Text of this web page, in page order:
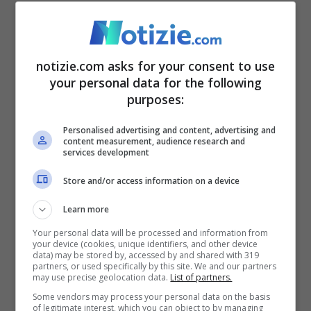
Sono stati riscontrati danni
lievi all’aeromobile
L’aereo è atterrato a bassa quota,
sorvolando diverse corsie della Turnpike,
una delle parti più congestionate della
Interstate 95.La pista inizia a pochi passi
dal bordo dell’autostrada
dell’autorità portuale hanno confermato
che un oggetto è stato colpito e che anche
un camion per le consegne presente sulla
Turnpike al momento dell’impatto ha
notizie.com asks for your consent to use
your personal data for the following
purposes:
Personalised advertising and content, advertising and
content measurement, audience research and
services development
Store and/or access information on a device
Learn more
Your personal data will be processed and information from
your device (cookies, unique identifiers, and other device
data) may be stored by, accessed by and shared with 319
partners, or used specifically by this site. We and our partners
may use precise geolocation data. List of partners.
Some vendors may process your personal data on the basis
of legitimate interest, which you can object to by managing